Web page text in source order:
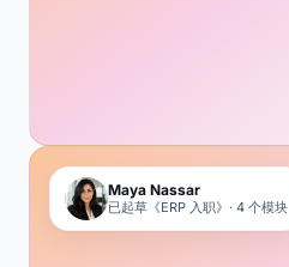
Maya Nassar
已起草《ERP 入职》· 4 个模块